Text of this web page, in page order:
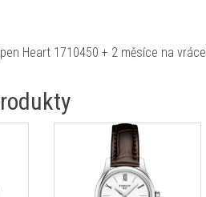
Heart 1710450 + 2 měsíce na